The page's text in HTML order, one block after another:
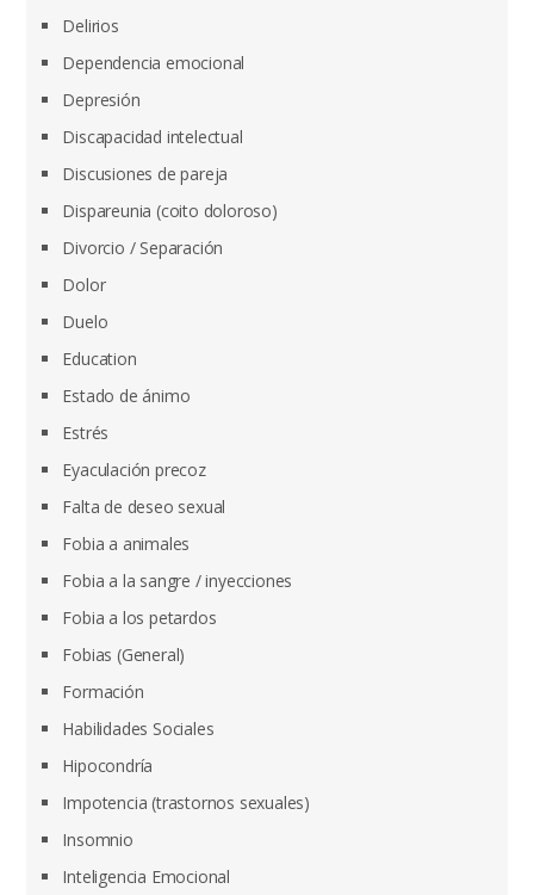
Delirios
Dependencia emocional
Depresión
Discapacidad intelectual
Discusiones de pareja
Dispareunia (coito doloroso)
Divorcio / Separación
Dolor
Duelo
Education
Estado de ánimo
Estrés
Eyaculación precoz
Falta de deseo sexual
Fobia a animales
Fobia a la sangre / inyecciones
Fobia a los petardos
Fobias (General)
Formación
Habilidades Sociales
Hipocondría
Impotencia (trastornos sexuales)
Insomnio
Inteligencia Emocional